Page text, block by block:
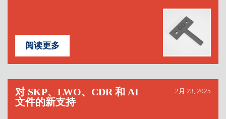
阅读更多
对 SKP、LWO、CDR 和 AI
文件的新支持
2月 23, 2025